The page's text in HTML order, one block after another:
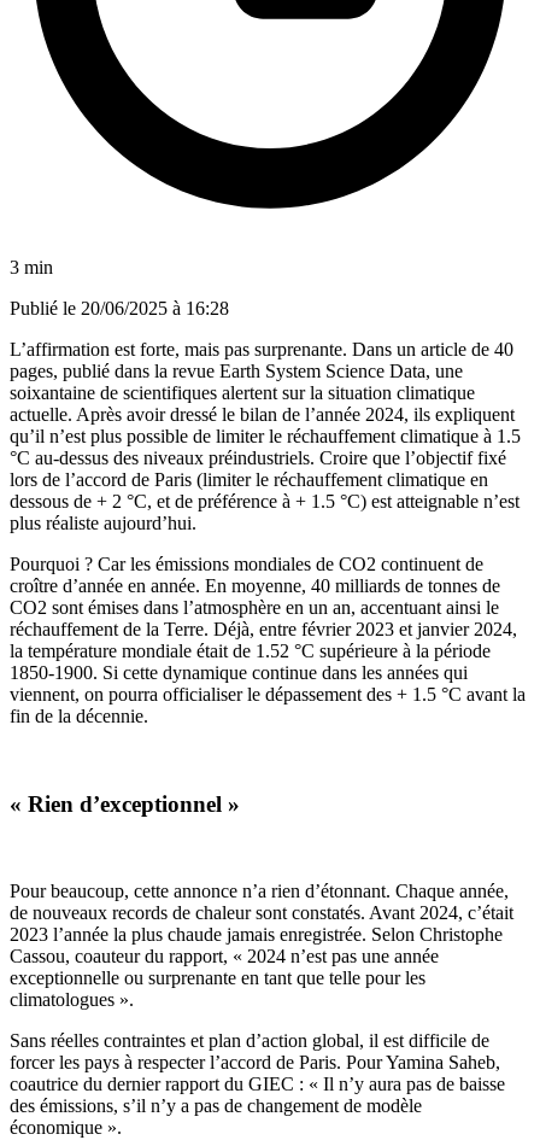
3 min
Publié le 20/06/2025 à 16:28
L’affirmation est forte, mais pas surprenante. Dans un article de 40
pages, publié dans la revue Earth System Science Data, une
soixantaine de scientifiques alertent sur la situation climatique
actuelle. Après avoir dressé le bilan de l’année 2024, ils expliquent
qu’il n’est plus possible de limiter le réchauffement climatique à 1.5
°C au-dessus des niveaux préindustriels. Croire que l’objectif fixé
lors de l’accord de Paris (limiter le réchauffement climatique en
dessous de + 2 °C, et de préférence à + 1.5 °C) est atteignable n’est
plus réaliste aujourd’hui.
Pourquoi ? Car les émissions mondiales de CO2 continuent de
croître d’année en année. En moyenne, 40 milliards de tonnes de
CO2 sont émises dans l’atmosphère en un an, accentuant ainsi le
réchauffement de la Terre. Déjà, entre février 2023 et janvier 2024,
la température mondiale était de 1.52 °C supérieure à la période
1850-1900. Si cette dynamique continue dans les années qui
viennent, on pourra officialiser le dépassement des + 1.5 °C avant la
fin de la décennie.
« Rien d’exceptionnel »
Pour beaucoup, cette annonce n’a rien d’étonnant. Chaque année,
de nouveaux records de chaleur sont constatés. Avant 2024, c’était
2023 l’année la plus chaude jamais enregistrée. Selon Christophe
Cassou, coauteur du rapport, « 2024 n’est pas une année
exceptionnelle ou surprenante en tant que telle pour les
climatologues ».
Sans réelles contraintes et plan d’action global, il est difficile de
forcer les pays à respecter l’accord de Paris. Pour Yamina Saheb,
coautrice du dernier rapport du GIEC : « Il n’y aura pas de baisse
des émissions, s’il n’y a pas de changement de modèle
économique ».